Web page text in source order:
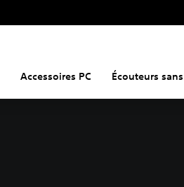
Accessoires PC Écouteurs